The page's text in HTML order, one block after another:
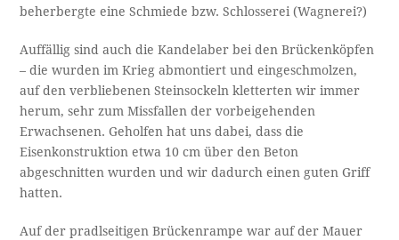
beherbergte eine Schmiede bzw. Schlosserei (Wagnerei?)
Auffällig sind auch die Kandelaber bei den Brückenköpfen
– die wurden im Krieg abmontiert und eingeschmolzen,
auf den verbliebenen Steinsockeln kletterten wir immer
herum, sehr zum Missfallen der vorbeigehenden
Erwachsenen. Geholfen hat uns dabei, dass die
Eisenkonstruktion etwa 10 cm über den Beton
abgeschnitten wurden und wir dadurch einen guten Griff
hatten.
Auf der pradlseitigen Brückenrampe war auf der Mauer